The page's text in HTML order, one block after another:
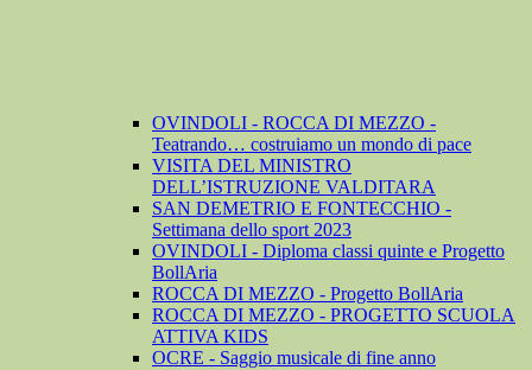
OVINDOLI - ROCCA DI MEZZO -
Teatrando… costruiamo un mondo di pace
VISITA DEL MINISTRO
DELL’ISTRUZIONE VALDITARA
SAN DEMETRIO E FONTECCHIO -
Settimana dello sport 2023
OVINDOLI - Diploma classi quinte e Progetto
BollAria
ROCCA DI MEZZO - Progetto BollAria
ROCCA DI MEZZO - PROGETTO SCUOLA
ATTIVA KIDS
OCRE - Saggio musicale di fine anno